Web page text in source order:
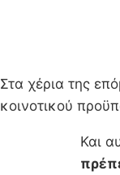
Στα χέρια της
κοινοτικού
Και